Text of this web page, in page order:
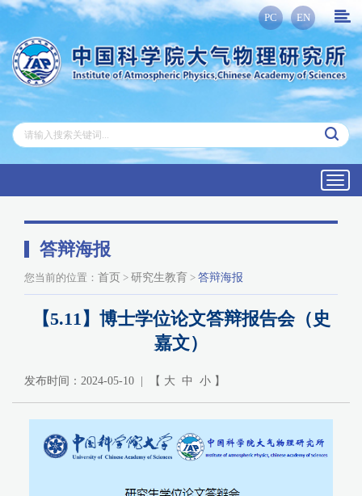
PC EN
答辩海报
您当前的位置： 首页 > 研究生教育 > 答辩海报
【5.11】博士学位论文答辩报告会（史
嘉文）
发布时间：2024-05-10 | 【 大 中 小 】